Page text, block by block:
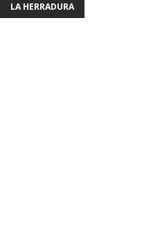
LA HERRADURA